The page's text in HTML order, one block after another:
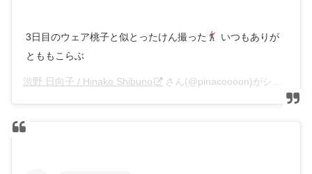
3日目のウェア桃子と似とったけん撮った
いつもありが
とももこらぶ
渋野 日向子 / Hinako Shibuno さん(@pinacoooon)がシェアした投稿 –